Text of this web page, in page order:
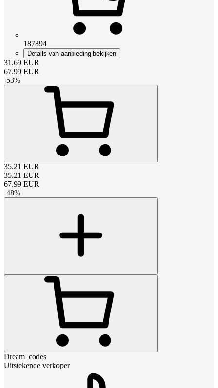
187894
Details van aanbieding bekijken
31.69 EUR
67.99 EUR
-53%
35.21 EUR
35.21 EUR
67.99 EUR
-48%
Dream_codes
Uitstekende verkoper